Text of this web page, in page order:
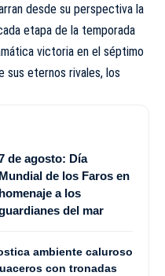
desde su perspectiva la
etapa de la temporada
victoria en el séptimo
sus eternos rivales, los
de agosto: Día
Mundial de los Faros en
homenaje a los
del mar
ambiente caluroso
con tronadas